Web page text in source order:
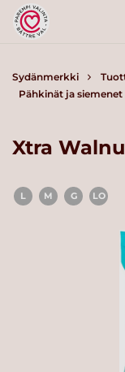
Sydänmerkki
Pähkinät ja siemenet
Xtra
L M G LO